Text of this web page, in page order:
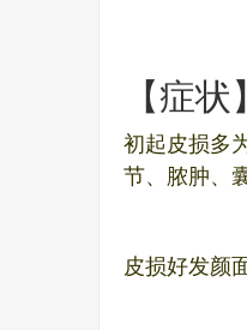
【症状】
初起皮损多
节、脓肿、
皮损好发颜